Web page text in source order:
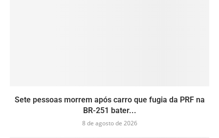
Sete pessoas morrem após carro que fugia da PRF na
BR-251 bater...
8 de agosto de 2026